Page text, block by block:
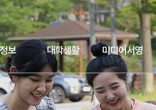
보 대학생활 미디어서영